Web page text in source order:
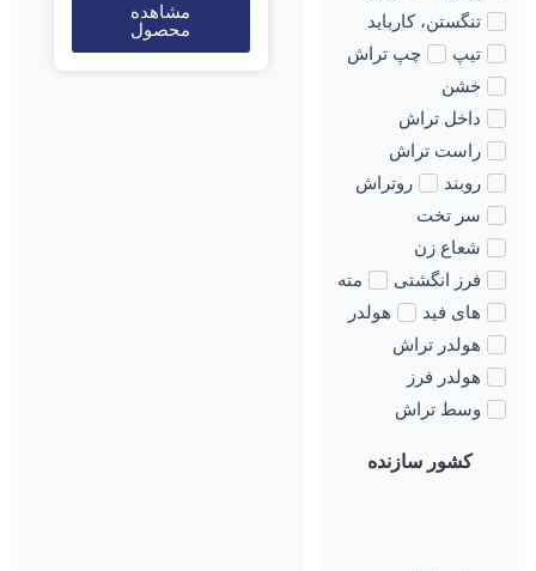
تنگستن، کارباید
تیپ
چپ تراش
خشن
داخل تراش
راست تراش
روبند
روتراش
سر تخت
شعاع زن
فرز انگشتی
مته
های فید
هولدر
هولدر تراش
هولدر فرز
وسط تراش
کشور سازنده
مشاهده
محصول